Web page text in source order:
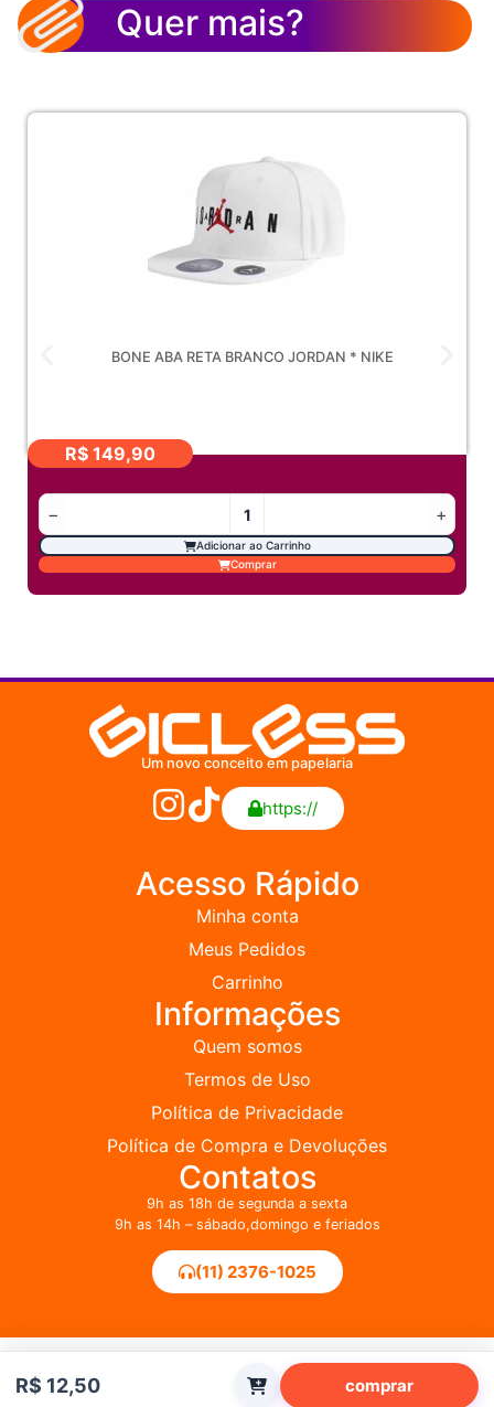
Quer mais?
BONE ABA RETA BRANCO JORDAN * NIKE
R$ 149,90
− +
Adicionar ao Carrinho
Comprar
Um novo conceito em papelaria
https://
Acesso Rápido
Minha conta
Meus Pedidos
Carrinho
Informações
Quem somos
Termos de Uso
Política de Privacidade
Política de Compra e Devoluções
Contatos
9h as 18h de segunda a sexta
9h as 14h – sábado,domingo e feriados
(11) 2376-1025
R$ 12,50 comprar